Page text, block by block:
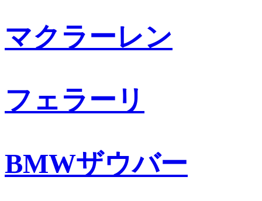
マクラーレン
フェラーリ
BMWザウバー